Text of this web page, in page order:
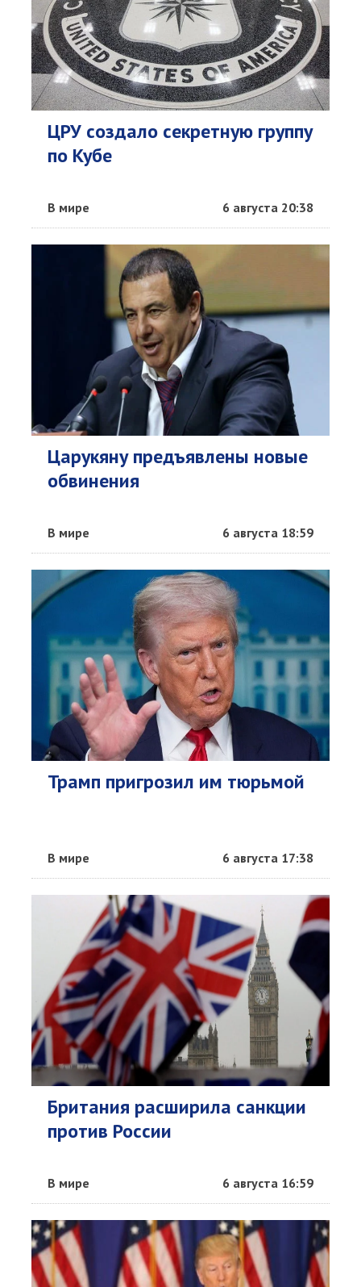
ЦРУ создало секретную группу
по Кубе
В мире 6 августа 20:38
Царукяну предъявлены новые
обвинения
В мире 6 августа 18:59
Трамп пригрозил им тюрьмой
В мире 6 августа 17:38
Британия расширила санкции
против России
В мире 6 августа 16:59